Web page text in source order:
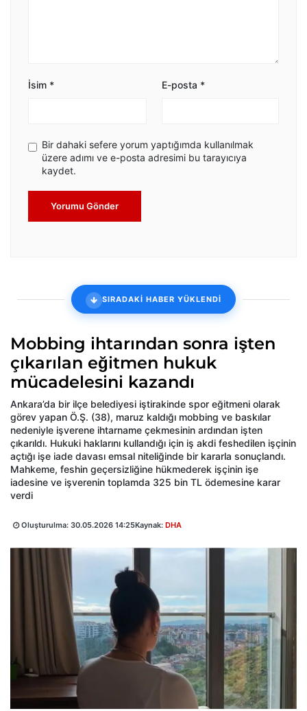
İsim * E-posta *
Bir dahaki sefere yorum yaptığımda kullanılmak
üzere adımı ve e-posta adresimi bu tarayıcıya
kaydet.
Yorumu Gönder
SIRADAKİ HABER YÜKLENDİ
Mobbing ihtarından sonra işten
çıkarılan eğitmen hukuk
mücadelesini kazandı
Ankara’da bir ilçe belediyesi iştirakinde spor eğitmeni olarak
görev yapan Ö.Ş. (38), maruz kaldığı mobbing ve baskılar
nedeniyle işverene ihtarname çekmesinin ardından işten
çıkarıldı. Hukuki haklarını kullandığı için iş akdi feshedilen işçinin
açtığı işe iade davası emsal niteliğinde bir kararla sonuçlandı.
Mahkeme, feshin geçersizliğine hükmederek işçinin işe
iadesine ve işverenin toplamda 325 bin TL ödemesine karar
verdi
Oluşturulma: 30.05.2026 14:25Kaynak: DHA